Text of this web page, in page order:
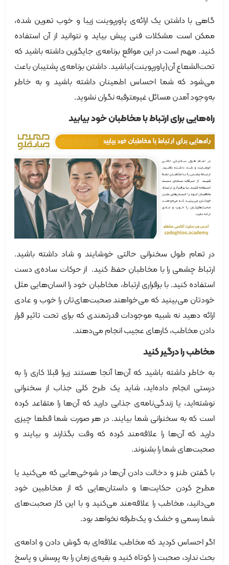
گاهی با داشتن یک ارائه‌ی پاورپوینت زیبا و خوب تمرین شده،
ممکن است مشکلات فنی پیش بیاید و نتوانید از آن استفاده
کنید. مهم است در این مواقع برنامه‌ی جایگزین داشته باشید که
تحت‌الشعاع آن‌(پاورپوینت)نباشید. داشتن برنامه‌ی پشتیبان باعث
می‌شود که شما احساس اطمینان داشته باشید و به خاطر
به‌وجود آمدن مسائل غیرمترقبه نگران نشوید.
راه‌هایی برای ارتباط با مخاطبان خود بیابید
در تمام طول سخنرانی حالتی خوشایند و شاد داشته باشید.
ارتباط چشمی را با مخاطبان حفظ کنید. از حرکات ساده‌ی دست
استفاده کنید. با برقراری ارتباط، مخاطبان خود را انسان‌هایی مثل
خودتان می‌بینید که می‌خواهند صحبت‌های‌تان را خوب و عادی
ارائه دهید نه شبیه موجودات قدرتمندی که برای تحت تاثیر قرار
دادن مخاطب، کارهای عجیب انجام می‌دهند.
مخاطب را درگیر کنید
به خاطر داشته باشید که آن‌ها آنجا هستند زیرا قبلا کاری را به
درستی انجام داده‌اید، شاید یک طرح کلی جذاب از سخنرانی
نوشته‌اید، یا زندگی‌نامه‌ی جذابی دارید که آن‌ها را متقاعد کرده
است که به سخنرانی شما بیایند. در هر صورت شما قطعا چیزی
دارید که آن‌ها را علاقه‌مند کرده که وقت بگذارند و بیایند و
صحبت‌های شما را بشنوند.
با گفتن طنز و دخالت دادن آن‌ها در شوخی‌هایی که می‌کنید یا
مطرح کردن حکایت‌ها و داستان‌هایی که از مخاطبین خود
می‌دانید، مخاطب را علاقه‌مند می‌کنید و با این کار صحبت‌های
شما رسمی و خشک و یک‌طرفه نخواهد بود.
اگر احساس کردید که مخاطب علاقه‌ای به گوش دادن و ادامه‌ی
بحث ندارد، صحبت را کوتاه کنید و بقیه‌ی زمان را به پرسش و پاسخ